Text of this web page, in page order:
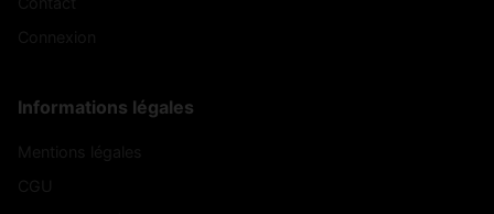
Informations légales